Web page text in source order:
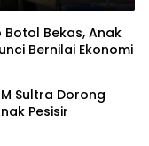
Bekas, Anak
Bernilai Ekonomi
Sultra Dorong
Pesisir